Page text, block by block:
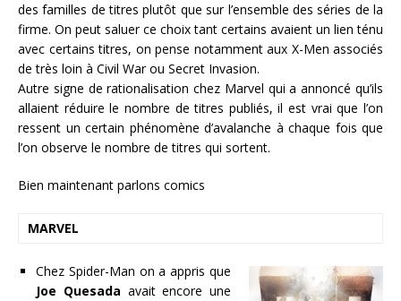
des familles de titres plutôt que sur l’ensemble des séries de la
firme. On peut saluer ce choix tant certains avaient un lien ténu
avec certains titres, on pense notamment aux X-Men associés
de très loin à Civil War ou Secret Invasion.
Autre signe de rationalisation chez Marvel qui a annoncé qu’ils
allaient réduire le nombre de titres publiés, il est vrai que l’on
ressent un certain phénomène d’avalanche à chaque fois que
l’on observe le nombre de titres qui sortent.
Bien maintenant parlons comics
MARVEL
Chez Spider-Man on a appris que
Joe Quesada avait encore une